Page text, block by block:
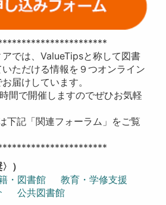
では、ValueTipsと称して図書
ただける情報を９つオンライン
届けしています。
間で開催しますのでぜひお気軽
下記「関連フォーラム」をご覧
）
・図書館
教育・学修支援
公共図書館